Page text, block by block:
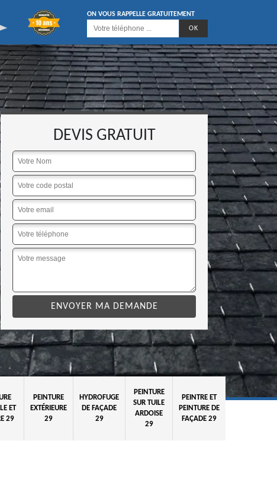
ON VOUS RAPPELLE GRATUITEMENT
DEVIS GRATUIT
ET
29
PEINTURE
EXTÉRIEURE
29
HYDROFUGE
DE FAÇADE
29
PEINTURE
SUR TUILE
ARDOISE
29
PEINTRE ET
PEINTURE DE
FAÇADE 29